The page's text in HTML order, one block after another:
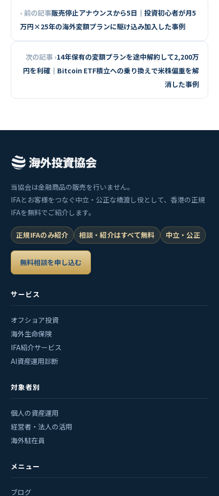
‹ 前の記事販売停止アナウンスから5日｜投資初心者が月5
万円×25年の海外変額プランに駆け込み加入した事例
次の記事 ›14年保有の変額プランを途中解約して2,200万
円を利確｜Bitcoin ETF積立への乗り換えで米株偏重を解
消した事例
当協会は金融商品の販売を行いません。
IFAとお客様をつなぐ中立・公正な橋渡し役として、香港の正規
IFAを無料でご紹介します。
正規IFAのみ紹介 相談・紹介はすべて無料 中立・公正
無料相談を申し込む
サービス
オフショア投資
海外生命保険
IFA紹介サービス
AI資産運用診断
対象者別
個人の資産運用
経営者・法人の活用
海外駐在員
メニュー
ブログ